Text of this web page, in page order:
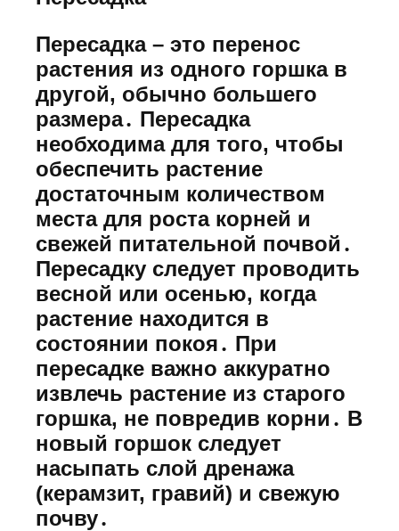
Пересадка – это перенос
растения из одного горшка в
другой, обычно большего
размера․ Пересадка
необходима для того, чтобы
обеспечить растение
достаточным количеством
места для роста корней и
свежей питательной почвой․
Пересадку следует проводить
весной или осенью, когда
растение находится в
состоянии покоя․ При
пересадке важно аккуратно
извлечь растение из старого
горшка, не повредив корни․ В
новый горшок следует
насыпать слой дренажа
(керамзит, гравий) и свежую
почву․